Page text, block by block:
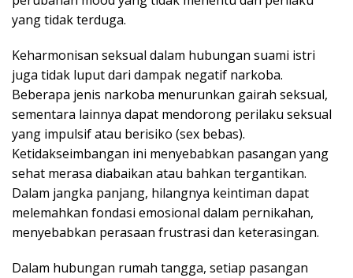
yang tidak terduga.
Keharmonisan seksual dalam hubungan suami istri
juga tidak luput dari dampak negatif narkoba.
Beberapa jenis narkoba menurunkan gairah seksual,
sementara lainnya dapat mendorong perilaku seksual
yang impulsif atau berisiko (sex bebas).
Ketidakseimbangan ini menyebabkan pasangan yang
sehat merasa diabaikan atau bahkan tergantikan.
Dalam jangka panjang, hilangnya keintiman dapat
melemahkan fondasi emosional dalam pernikahan,
menyebabkan perasaan frustrasi dan keterasingan.
Dalam hubungan rumah tangga, setiap pasangan